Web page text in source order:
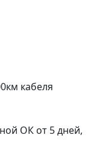
кабеля
ОК от 5 дней,